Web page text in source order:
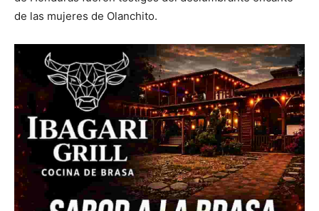
de las mujeres de Olanchito.